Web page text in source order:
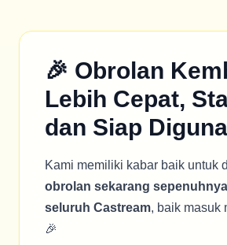
🎉 Obrolan
Lebih Cepat,
dan Siap
Kami memiliki kabar baik untuk
obrolan sekarang
seluruh Castream, baik masuk
🎉